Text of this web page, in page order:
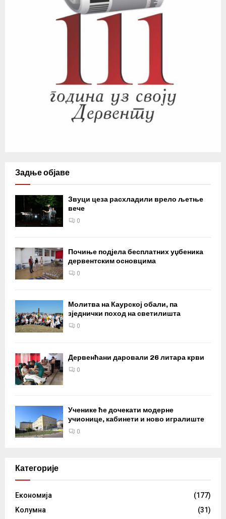
Задње објаве
Звуци цеза расхладили врело љетње
вече
0
Почиње подјела бесплатних уџбеника
дервентским основцима
0
Молитва на Каурској обали, па
зједнички поход на светилишта
0
Дервенћани даровали 26 литара крви
0
Ученике ће дочекати модерне
учионице, кабинети и ново игралиште
0
Категорије
Eкономија
(177)
Kолумнa
(31)